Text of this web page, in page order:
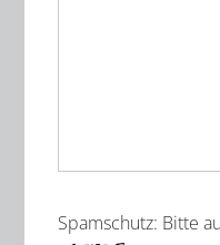
Spamschutz: Bitte